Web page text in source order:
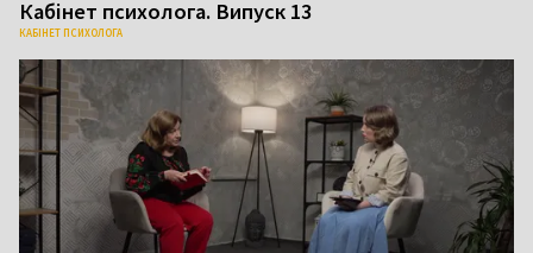
Кабінет психолога. Випуск 13
КАБІНЕТ ПСИХОЛОГА